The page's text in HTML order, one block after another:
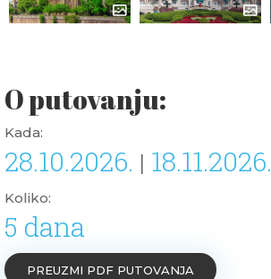
O putovanju:
Kada:
28.10.2026. | 18.11.2026.
Koliko:
5 dana
PREUZMI PDF PUTOVANJA